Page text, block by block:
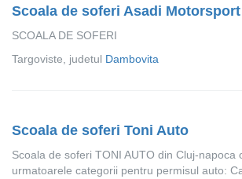
Scoala de soferi Asadi Motorsport
SCOALA DE SOFERI
Targoviste, judetul Dambovita
Scoala de soferi Toni Auto
Scoala de soferi TONI AUTO din Cluj-napoca
urmatoarele categorii pentru permisul auto: